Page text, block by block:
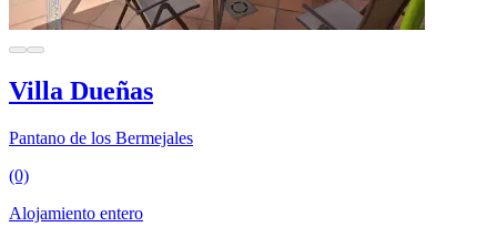
Villa Dueñas
Pantano de los Bermejales
(0)
Alojamiento entero